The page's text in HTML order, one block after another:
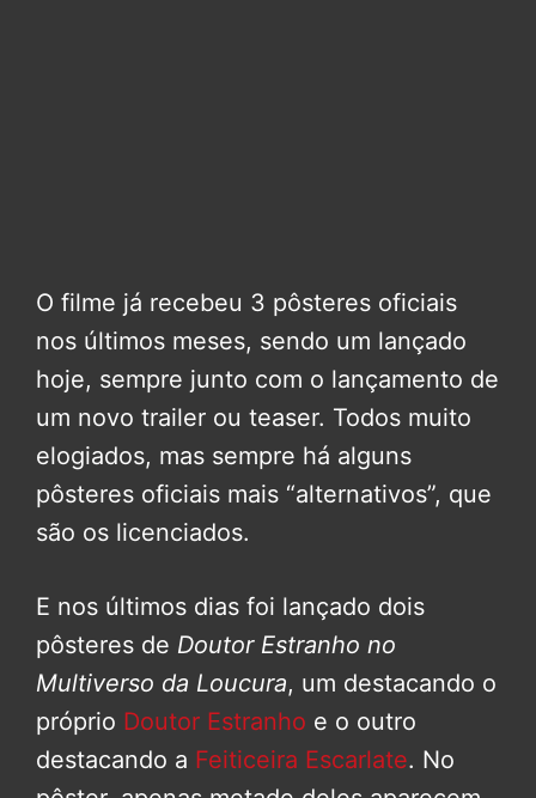
O filme já recebeu 3 pôsteres oficiais
nos últimos meses, sendo um lançado
hoje, sempre junto com o lançamento de
um novo trailer ou teaser. Todos muito
elogiados, mas sempre há alguns
pôsteres oficiais mais “alternativos”, que
são os licenciados.
E nos últimos dias foi lançado dois
pôsteres de Doutor Estranho no
Multiverso da Loucura, um destacando o
próprio Doutor Estranho e o outro
destacando a Feiticeira Escarlate. No